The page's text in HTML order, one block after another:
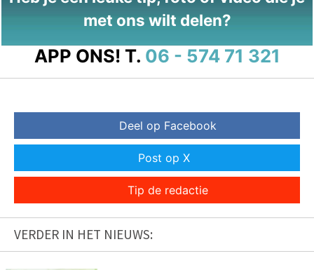
met ons wilt delen?
APP ONS! T. 06 - 574 71 321
Deel op Facebook
Post op X
Tip de redactie
VERDER IN HET NIEUWS: